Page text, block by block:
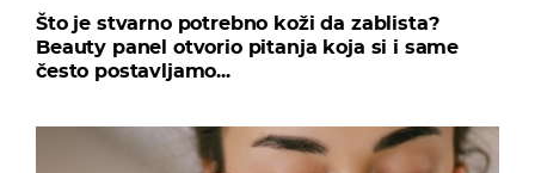
Što je stvarno potrebno koži da zablista?
Beauty panel otvorio pitanja koja si i same
često postavljamo...